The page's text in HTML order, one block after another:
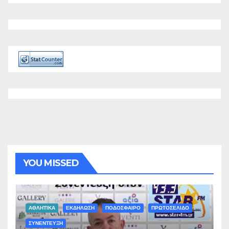
YOU MISSED
ΑΘΛΗΤΙΚΑ ΕΚΔΗΛΩΣΗ ΠΟΔΟΣΦΑΙΡΟ ΠΡΩΤΟΣΕΛΙΔΟ
ΣΥΝΕΝΤΕΥΞΗ